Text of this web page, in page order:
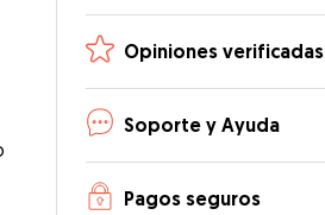
Opiniones verificadas
Soporte y Ayuda
Pagos seguros